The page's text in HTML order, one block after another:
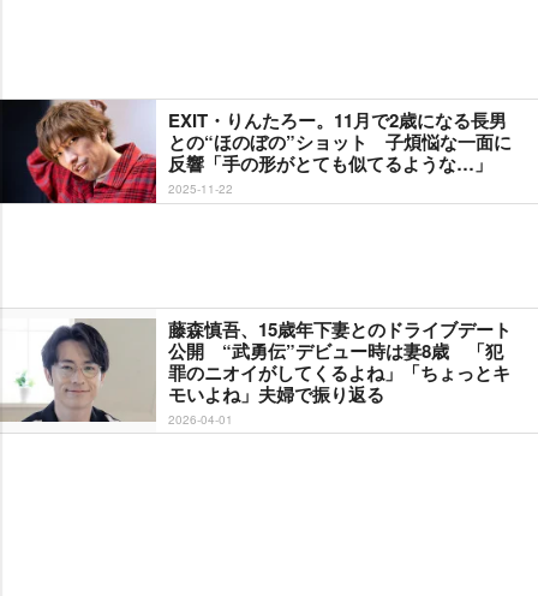
EXIT・りんたろー。11月で2歳になる長男
との“ほのぼの”ショット 子煩悩な一面に
反響「手の形がとても似てるような…」
2025-11-22
藤森慎吾、15歳年下妻とのドライブデート
公開 “武勇伝”デビュー時は妻8歳 「犯
罪のニオイがしてくるよね」「ちょっとキ
モいよね」夫婦で振り返る
2026-04-01